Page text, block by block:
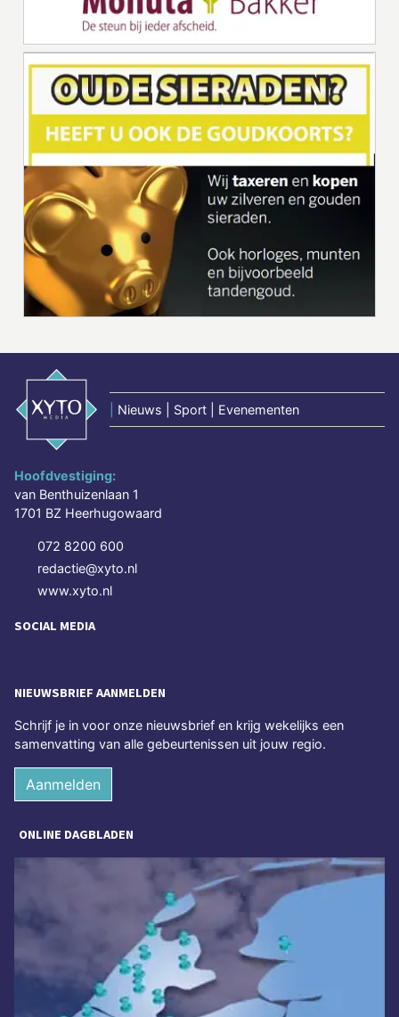
Nieuws | Sport | Evenementen
Hoofdvestiging:
van Benthuizenlaan 1
1701 BZ Heerhugowaard
072 8200 600
redactie@xyto.nl
www.xyto.nl
SOCIAL MEDIA
NIEUWSBRIEF AANMELDEN
Schrijf je in voor onze nieuwsbrief en krijg wekelijks een
samenvatting van alle gebeurtenissen uit jouw regio.
Aanmelden
ONLINE DAGBLADEN